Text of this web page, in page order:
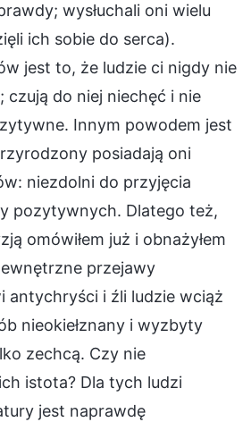
wysłuchali oni wielu
ich sobie do serca).
jest to, że ludzie ci nigdy nie
czują do niej niechęć i nie
Innym powodem jest
posiadają oni
niezdolni do przyjęcia
pozytywnych. Dlatego też,
omówiłem już i obnażyłem
przejawy
antychryści i źli ludzie wciąż
nieokiełznany i wyzbyty
zechcą. Czy nie
istota? Dla tych ludzi
jest naprawdę